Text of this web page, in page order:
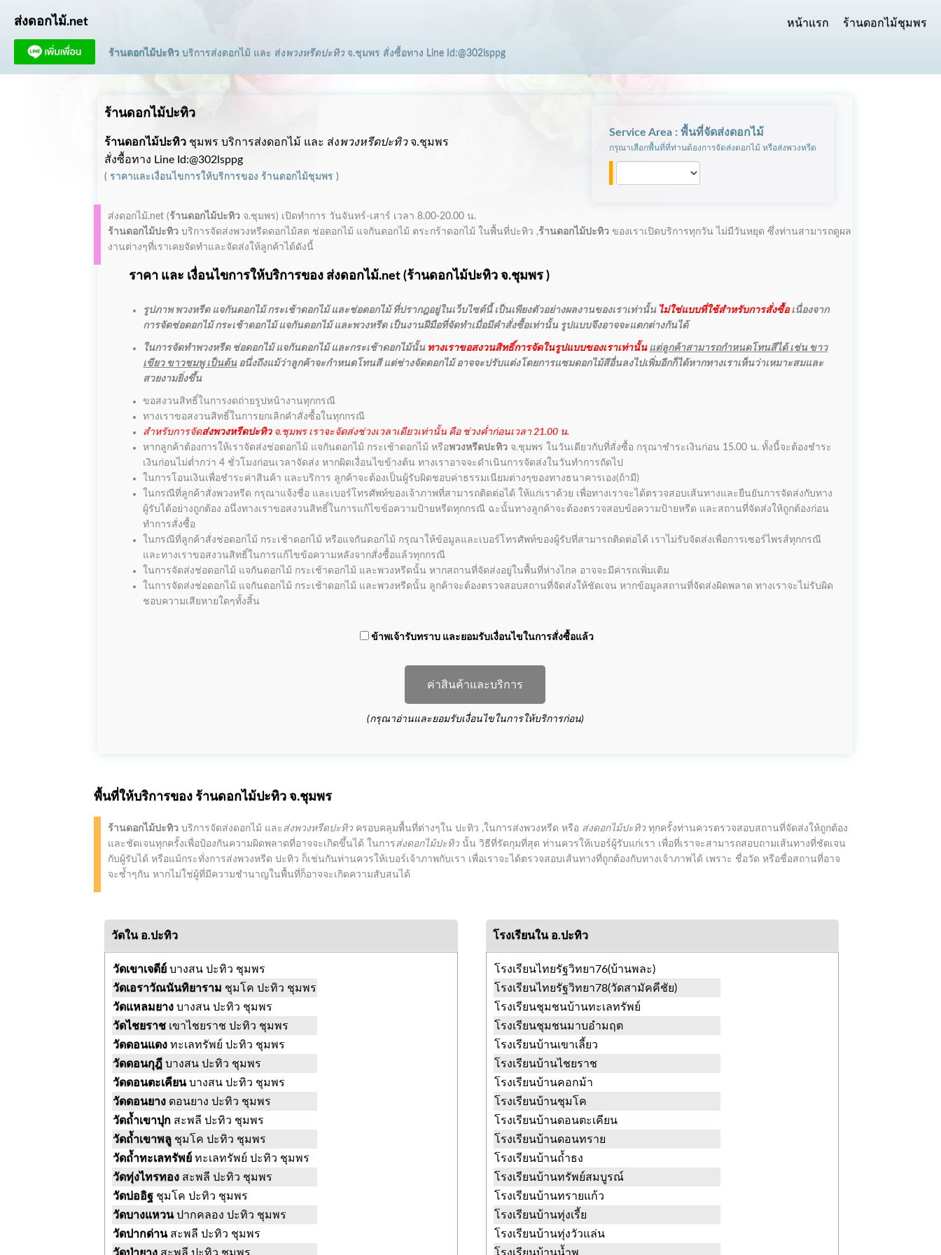
หน้าแรก ร้านดอกไม้ชุมพร
ส่งดอกไม้.net
ร้านดอกไม้ปะทิว บริการส่งดอกไม้ และ ส่ง พวงหรีดปะทิว จ.ชุมพร สั่งซื้อทาง Line Id:@302lsppg
ร้านดอกไม้ปะทิว
ร้านดอกไม้ปะทิว ชุมพร บริการส่งดอกไม้ และ ส่งพวงหรีดปะทิวจ.ชุมพร
สั่งซื้อทาง Line Id:@302lsppg
( ราคาและเงื่อนไขการให้บริการของ ร้านดอกไม้ชุมพร )
Service Area : พื้นที่จัดส่งดอกไม้
กรุณาเลือกพื้นที่ที่ท่านต้องการจัดส่งดอกไม้ หรือส่งพวงหรีด
ส่งดอกไม้.net (ร้านดอกไม้ปะทิว จ.ชุมพร) เปิดทำการ วันจันทร์-เสาร์ เวลา 8.00-20.00 น.
ร้านดอกไม้ปะทิว บริการจัดส่งพวงหรีดดอกไม้สด ช่อดอกไม้ แจกันดอกไม้ ตระกร้าดอกไม้ ในพื้นที่ปะทิว ,ร้านดอกไม้ปะทิว ของเราเปิดบริการทุกวัน ไม่มีวันหยุด ซึ่งท่านสามารถดูผล
งานต่างๆที่เราเคยจัดทำและจัดส่งให้ลูกค้าได้ดังนี้
ราคา และ เงื่อนไขการให้บริการของ ส่งดอกไม้.net (ร้านดอกไม้ปะทิว จ.ชุมพร )
รูปภาพ พวงหรีด แจกันดอกไม้ กระเช้าดอกไม้ และช่อดอกไม้ ที่ปรากฎอยู่ในเว็บไซต์นี้ เป็นเพียงตัวอย่างผลงานของเราเท่านั้น ไม่ใช่แบบที่ใช้สำหรับการสั่งซื้อเนื่องจาก
การจัดช่อดอกไม้ กระเช้าดอกไม้ แจกันดอกไม้ และพวงหรีด เป็นงานฝีมือที่จัดทำเมื่อมีคำสั่งซื้อเท่านั้น รูปแบบจึงอาจจะแตกต่างกันได้
ในการจัดทำพวงหรีด ช่อดอกไม้ แจกันดอกไม้ และกระเช้าดอกไม้นั้น ทางเราขอสงวนสิทธิ์การจัดในรูปแบบของเราเท่านั้น แต่ลูกค้าสามารถกำหนดโทนสีได้ เช่น ขาว
เขียว ขาวชมพู เป็นต้นอนึ่งถึงแม้ว่าลูกค้าจะกำหนดโทนสี แต่ช่างจัดดอกไม้ อาจจะปรับแต่งโดยการแซมดอกไม้สีอื่นลงไปเพิ่มอีกก็ได้หากทางเราเห็นว่าเหมาะสมและ
สวยงามยิ่งขึ้น
ขอสงวนสิทธิ์ในการงดถ่ายรูปหน้างานทุกกรณี
ทางเราขอสงวนสิทธิ์ในการยกเลิกคำสั่งซื้อในทุกกรณี
สำหรับการจัดส่งพวงหรีดปะทิวจ.ชุมพร เราจะจัดส่งช่วงเวลาเดียวเท่านั้น คือ ช่วงค่ำก่อนเวลา 21.00 น.
หากลูกค้าต้องการให้เราจัดส่งช่อดอกไม้ แจกันดอกไม้ กระเช้าดอกไม้ หรือพวงหรีดปะทิว จ.ชุมพร ในวันเดียวกับที่สั่งซื้อ กรุณาชำระเงินก่อน 15.00 น. ทั้งนี้จะต้องชำระ
เงินก่อนไม่ต่ำกว่า 4 ชั่วโมงก่อนเวลาจัดส่ง หากผิดเงื่อนไขข้างต้น ทางเราอาจจะดำเนินการจัดส่งในวันทำการถัดไป
ในการโอนเงินเพื่อชำระค่าสินค้า และบริการ ลูกค้าจะต้องเป็นผู้รับผิดชอบค่าธรรมเนียมต่างๆของทางธนาคารเอง(ถ้ามี)
ในกรณีที่ลูกค้าสั่งพวงหรีด กรุณาแจ้งชื่อ และเบอร์โทรศัพท์ของเจ้าภาพที่สามารถติดต่อได้ ให้แก่เราด้วย เพื่อทางเราจะได้ตรวจสอบเส้นทางและยืนยันการจัดส่งกับทาง
ผู้รับได้อย่างถูกต้อง อนึ่งทางเราขอสงวนสิทธิ์ในการแก้ไขข้อความป้ายหรีดทุกกรณี ฉะนั้นทางลูกค้าจะต้องตรวจสอบข้อความป้ายหรีด และสถานที่จัดส่งให้ถูกต้องก่อน
ทำการสั่งซื้อ
ในกรณีที่ลูกค้าสั่งช่อดอกไม้ กระเช้าดอกไม้ หรือแจกันดอกไม้ กรุณาให้ข้อมูลและเบอร์โทรศัพท์ของผู้รับที่สามารถติดต่อได้ เราไม่รับจัดส่งเพื่อการเซอร์ไพรส์ทุกกรณี
และทางเราขอสงวนสิทธิ์ในการแก้ไขข้อความหลังจากสั่งซื้อแล้วทุกกรณี
ในการจัดส่งช่อดอกไม้ แจกันดอกไม้ กระเช้าดอกไม้ และพวงหรีดนั้น หากสถานที่จัดส่งอยู่ในพื้นที่ห่างไกล อาจจะมีค่ารถเพิ่มเติม
ในการจัดส่งช่อดอกไม้ แจกันดอกไม้ กระเช้าดอกไม้ และพวงหรีดนั้น ลูกค้าจะต้องตรวจสอบสถานที่จัดส่งให้ชัดเจน หากข้อมูลสถานที่จัดส่งผิดพลาด ทางเราจะไม่รับผิด
ชอบความเสียหายใดๆทั้งสิ้น
ข้าพเจ้ารับทราบ และยอมรับเงื่อนไขในการสั่งซื้อแล้ว
ค่าสินค้าและบริการ
(กรุณาอ่านและยอมรับเงื่อนไขในการให้บริการก่อน)
พื้นที่ให้บริการของ ร้านดอกไม้ปะทิว จ.ชุมพร
ร้านดอกไม้ปะทิว บริการจัดส่งดอกไม้ และ ส่งพวงหรีดปะทิว ครอบคลุมพื้นที่ต่างๆใน ปะทิว ,ในการส่งพวงหรีด หรือ ส่งดอกไม้ปะทิว ทุกครั้งท่านควรตรวจสอบสถานที่จัดส่งให้ถูกต้อง
และชัดเจนทุกครั้งเพื่อป้องกันความผิดพลาดที่อาจจะเกิดขึ้นได้ ในการส่งดอกไม้ปะทิว นั้น วิธีที่รัดกุมที่สุด ท่านควรให้เบอร์ผู้รับแก่เรา เพื่อที่เราจะสามารถสอบถามเส้นทางที่ชัดเจน
กับผู้รับได้ หรือแม้กระทั่งการส่งพวงหรีด ปะทิว ก็เช่นกันท่านควรให้เบอร์เจ้าภาพกับเรา เพื่อเราจะได้ตรวจสอบเส้นทางที่ถูกต้องกับทางเจ้าภาพได้ เพราะ ชื่อวัด หรือชื่อสถานที่อาจ
จะซ้ำๆกัน หากไม่ใช่ผู้ที่มีความชำนาญในพื้นที่ก็อาจจะเกิดความสับสนได้
วัดใน อ.ปะทิว
วัดเขาเจดีย์บางสน ปะทิว ชุมพร
วัดเอราวัณนันทิยาราม ชุมโค ปะทิว ชุมพร
วัดแหลมยางบางสน ปะทิว ชุมพร
วัดไชยราช เขาไชยราช ปะทิว ชุมพร
วัดดอนแดงทะเลทรัพย์ ปะทิว ชุมพร
วัดดอนกุฎีบางสน ปะทิว ชุมพร
วัดดอนตะเคียนบางสน ปะทิว ชุมพร
วัดดอนยาง ดอนยาง ปะทิว ชุมพร
วัดถ้ำเขาปุก สะพลี ปะทิว ชุมพร
วัดถ้ำเขาพลู ชุมโค ปะทิว ชุมพร
วัดถ้ำทะเลทรัพย์ทะเลทรัพย์ ปะทิว ชุมพร
วัดทุ่งไทรทอง สะพลี ปะทิว ชุมพร
วัดบ่ออิฐ ชุมโค ปะทิว ชุมพร
วัดบางแหวนปากคลอง ปะทิว ชุมพร
วัดปากด่าน สะพลี ปะทิว ชุมพร
โรงเรียนใน อ.ปะทิว
โรงเรียนไทยรัฐวิทยา76(บ้านพละ)
โรงเรียนไทยรัฐวิทยา78(วัดสามัคคีชัย)
โรงเรียนชุมชนบ้านทะเลทรัพย์
โรงเรียนชุมชนมาบอำมฤต
โรงเรียนบ้านเขาเลี้ยว
โรงเรียนบ้านไชยราช
โรงเรียนบ้านคอกม้า
โรงเรียนบ้านชุมโค
โรงเรียนบ้านดอนตะเคียน
โรงเรียนบ้านดอนทราย
โรงเรียนบ้านถ้ำธง
โรงเรียนบ้านทรัพย์สมบูรณ์
โรงเรียนบ้านทรายแก้ว
โรงเรียนบ้านทุ่งเรี้ย
โรงเรียนบ้านทุ่งวัวแล่น